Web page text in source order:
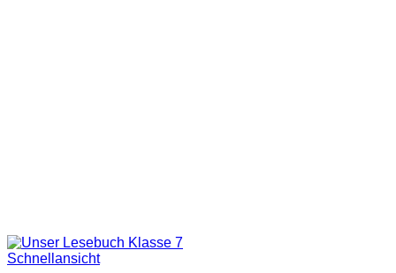
Schnellansicht